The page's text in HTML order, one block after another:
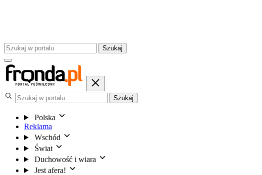
Szukaj
Szukaj
Polska
Reklama
Wschód
Świat
Duchowość i wiara
Jest afera!